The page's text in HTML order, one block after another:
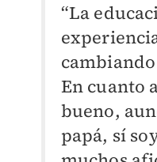
“La
En cuanto
bueno,
papá, sí